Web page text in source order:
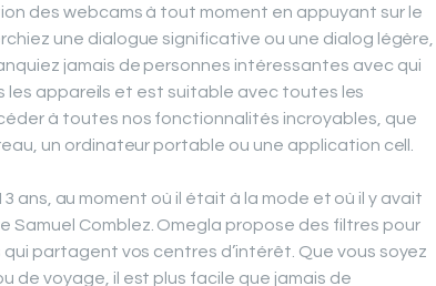
des webcams à tout moment en appuyant sur le
une dialogue significative ou une dialog légère,
jamais de personnes intéressantes avec qui
les appareils et est suitable avec toutes les
à toutes nos fonctionnalités incroyables, que
un ordinateur portable ou une application cell.
ans, au moment où il était à la mode et où il y avait
Samuel Comblez. Omegla propose des filtres pour
partagent vos centres d’intérêt. Que vous soyez
de voyage, il est plus facile que jamais de